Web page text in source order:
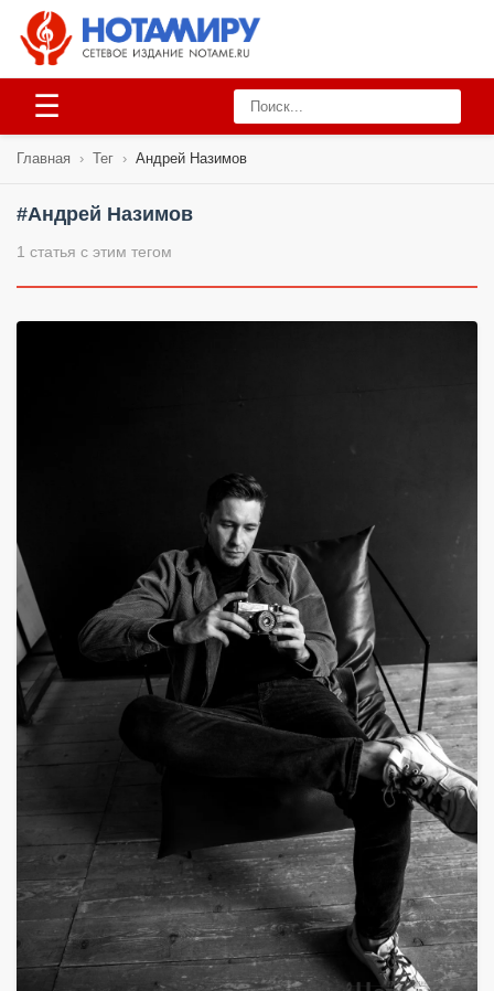
☰
Главная › Тег › Андрей Назимов
#Андрей Назимов
1 статья с этим тегом